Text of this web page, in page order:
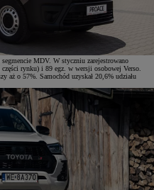
MDV. W styczniu zarejestrowano
rynku) i 89 egz. w wersji osobowej Verso.
aż o 57%. Samochód uzyskał 20,6% udziału